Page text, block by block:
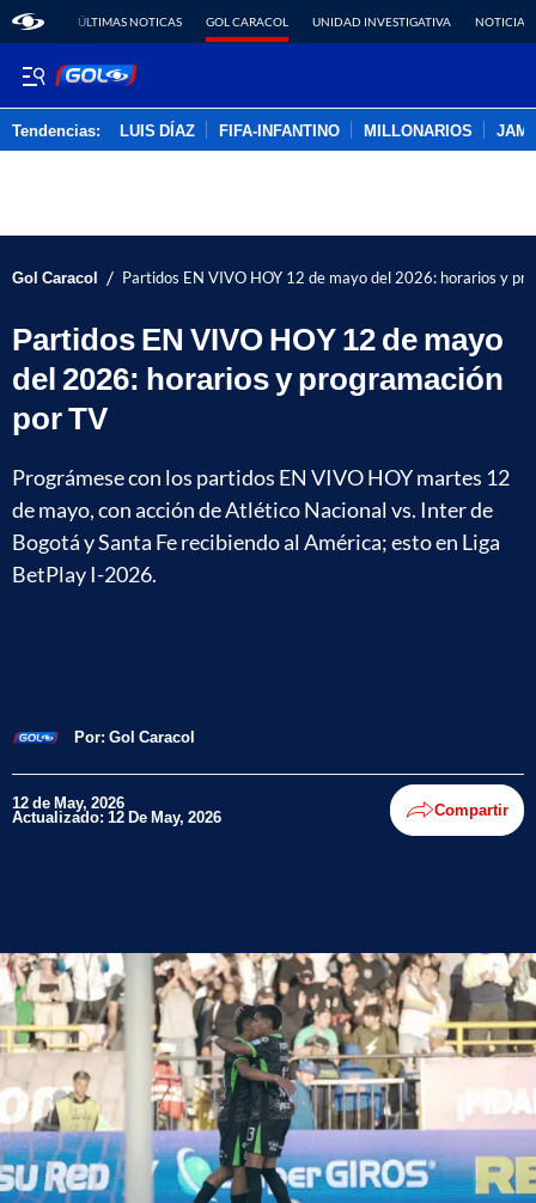
ÚLTIMAS NOTICAS GOL CARACOL UNIDAD INVESTIGATIVA NOTICIAS
Tendencias: LUIS DÍAZ FIFA-INFANTINO MILLONARIOS
Gol Caracol / Partidos EN VIVO HOY 12 de mayo del 2026: horarios y
Partidos EN VIVO HOY 12 de mayo
del 2026: horarios y programación
por TV
Prográmese con los partidos EN VIVO HOY martes 12
de mayo, con acción de Atlético Nacional vs. Inter de
Bogotá y Santa Fe recibiendo al América; esto en Liga
BetPlay I-2026.
Por: Gol Caracol
12 de May, 2026
Actualizado: 12 De May, 2026 Compartir